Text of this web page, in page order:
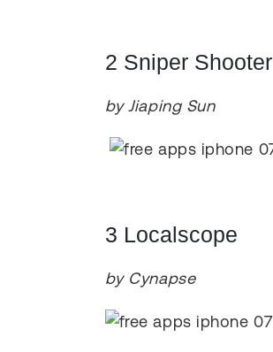
2 Sniper Shooter
by Jiaping Sun
3 Localscope
by Cynapse